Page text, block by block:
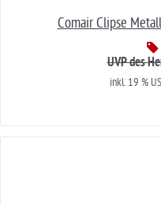
Comair Clipse
UVP des
inkl. 19 %